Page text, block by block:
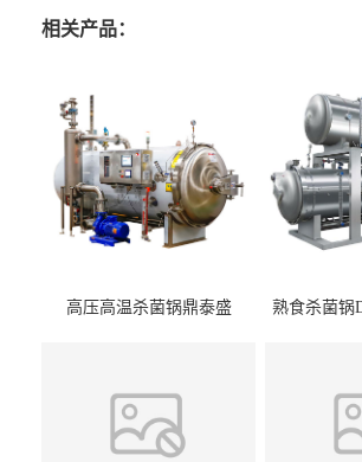
相关产品：
高压高温杀菌锅鼎泰盛
熟食杀菌锅